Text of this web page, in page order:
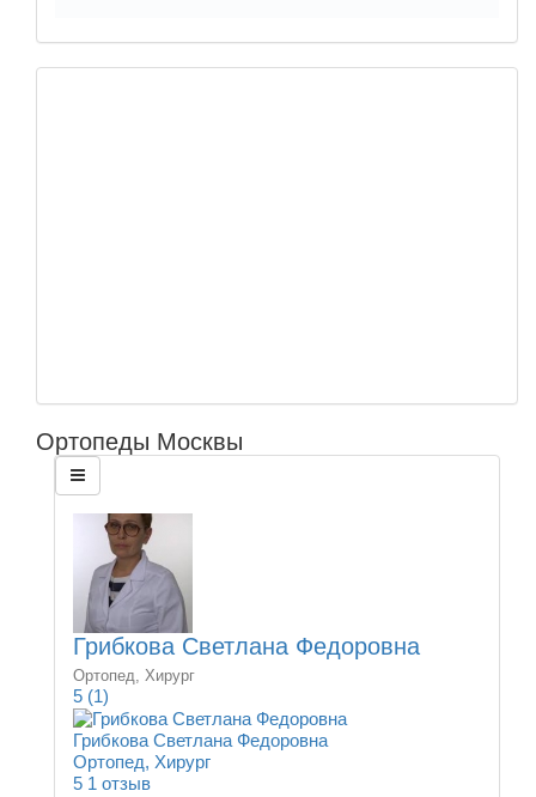
Ортопеды Москвы
Грибкова Светлана Федоровна
Ортопед, Хирург
5 (1)
Грибкова Светлана Федоровна
Ортопед, Хирург
5 1 отзыв